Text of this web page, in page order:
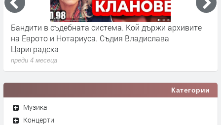
Бандити в съдебната система. Кой държи архивите
на Еврото и Нотариуса. Съдия Владислава
Цариградска
преди 4 месеца
Категории
Музика
Концерти